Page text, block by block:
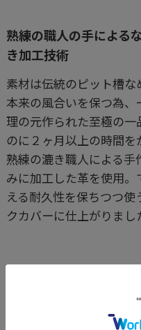
熟練の職人の手による
き加工技術
素材は伝統のピット槽
本来の風合いを保つ為
理の元作られた至極の一
のに２ヶ月以上の時間を
熟練の漉き職人による
みに加工した革を使用
える耐久性を保ちつつ
クカバーに仕上がりまし
カラーバリエーシ